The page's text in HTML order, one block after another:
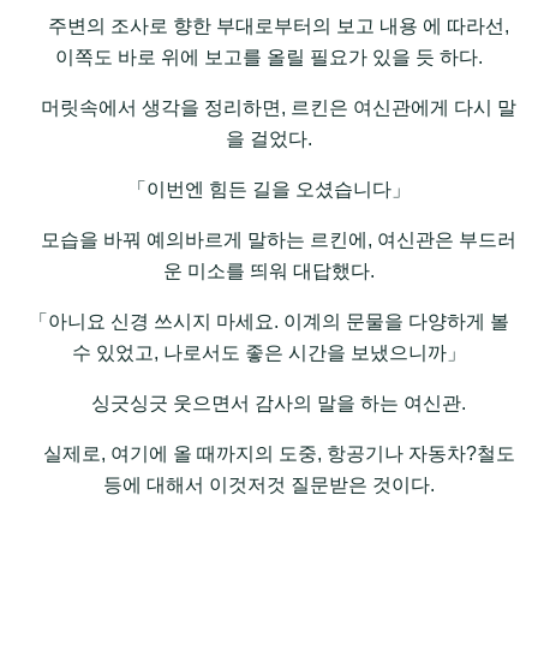
주변의 조사로 향한 부대로부터의 보고 내용 에 따라선,
이쪽도 바로 위에 보고를 올릴 필요가 있을 듯 하다.
머릿속에서 생각을 정리하면, 르킨은 여신관에게 다시 말
을 걸었다.
「이번엔 힘든 길을 오셨습니다」
모습을 바꿔 예의바르게 말하는 르킨에, 여신관은 부드러
운 미소를 띄워 대답했다.
「아니요 신경 쓰시지 마세요. 이계의 문물을 다양하게 볼
수 있었고, 나로서도 좋은 시간을 보냈으니까」
싱긋싱긋 웃으면서 감사의 말을 하는 여신관.
실제로, 여기에 올 때까지의 도중, 항공기나 자동차?철도
등에 대해서 이것저것 질문받은 것이다.